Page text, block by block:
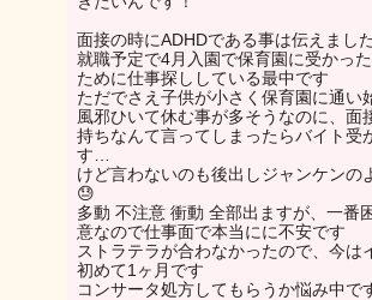
面接の時にADHDである事は伝えまし
就職予定で4月入園で保育園に受かっ
ために仕事探ししている最中です
ただでさえ子供が小さく保育園に通い
風邪ひいて休む事が多そうなのに、面
持ちなんて言ってしまったらバイト受
す…
けど言わないのも後出しジャンケンの
😓
多動 不注意 衝動 全部出ますが、一番
意なので仕事面で本当にに不安です
ストラテラが合わなかったので、今は
初めて1ヶ月です
コンサータ処方してもらうか悩み中で